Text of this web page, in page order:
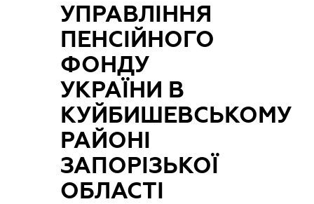
УПРАВЛІННЯ
ПЕНСІЙНОГО
ФОНДУ
УКРАЇНИ В
КУЙБИШЕВСЬКОМУ
РАЙОНІ
ЗАПОРІЗЬКОЇ
ОБЛАСТІ